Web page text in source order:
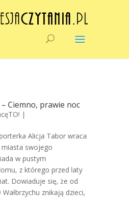
Ciemno, prawie noc
|
Alicja Tabor wraca
miasta swojego
w pustym
z którego przed laty
Dowiaduje się, że od
znikają dzieci,